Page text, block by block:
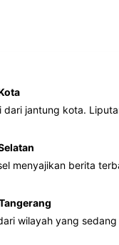
dari jantung kota.
menyajikan berita
wilayah yang